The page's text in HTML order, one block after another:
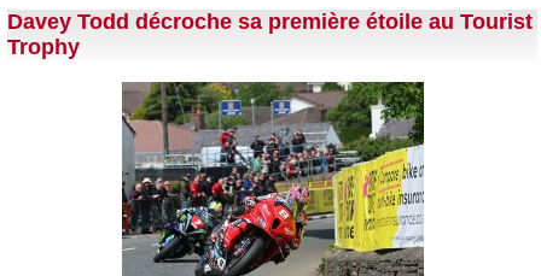
Davey Todd décroche sa première étoile au Tourist
Trophy